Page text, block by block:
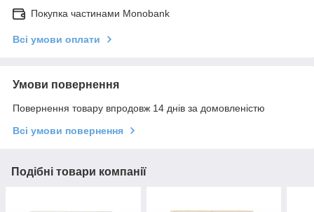
Покупка частинами Monobank
Всі умови оплати
Умови повернення
Повернення товару впродовж 14 днів за домовленістю
Всі умови повернення
Подібні товари компанії